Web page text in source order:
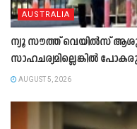
AUSTRALIA
ന്യൂ സൗത്ത് വെയിൽസ്
സാഹചര്യമില്ലെങ്കിൽ
AUGUST 5, 2026